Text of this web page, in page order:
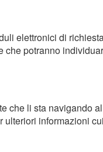
elettronici di
potranno
che li sta navigando
informazioni